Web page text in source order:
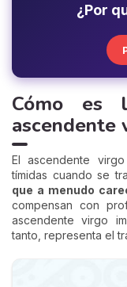
¿Por
Cómo es
ascendente
El ascendente
tímidas cuando se
que a menudo
compensan con
ascendente virgo
tanto, representa el